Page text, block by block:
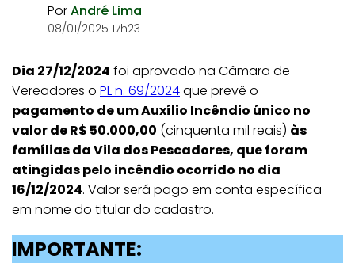
PorAndré Lima
08/01/2025 17h23
Dia 27/12/2024 foi aprovado na Câmara de
Vereadores o PL n. 69/2024que prevê o
pagamento de um Auxílio Incêndio único no
valor de R$ 50.000,00 (cinquenta mil reais) às
famílias da Vila dos Pescadores, que foram
atingidas pelo incêndio ocorrido no dia
16/12/2024. Valor será pago em conta específica
em nome do titular do cadastro.
IMPORTANTE: